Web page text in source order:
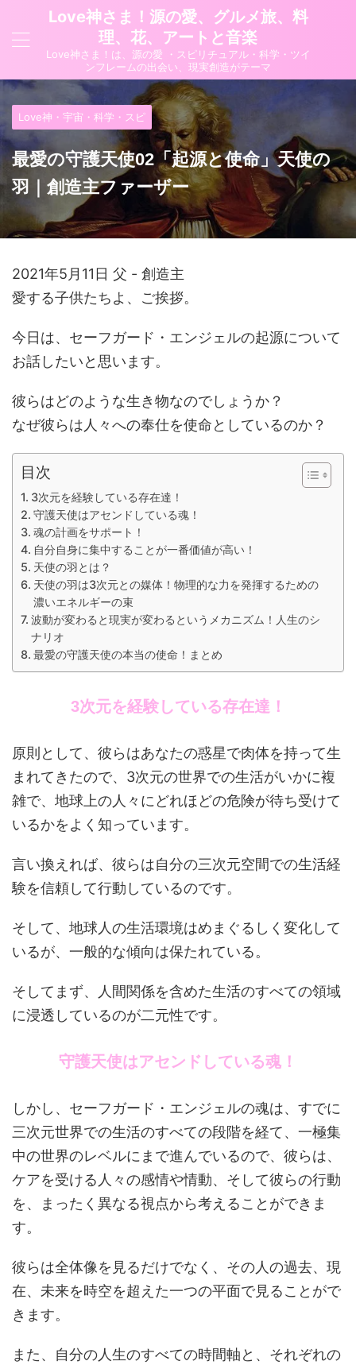
Love神さま！源の愛、グルメ旅、料
理、花、アートと音楽
Love神さま！は、源の愛 ・スピリチュアル・科学・ツイ
ンフレームの出会い、現実創造がテーマ
Love神・宇宙・科学・スピ
最愛の守護天使02「起源と使命」天使の
羽｜創造主ファーザー
2021年5月11日 父 - 創造主
愛する子供たちよ、ご挨拶。
今日は、セーフガード・エンジェルの起源について
お話したいと思います。
彼らはどのような生き物なのでしょうか？
なぜ彼らは人々への奉仕を使命としているのか？
目次
3次元を経験している存在達！
守護天使はアセンドしている魂！
魂の計画をサポート！
自分自身に集中することが一番価値が高い！
天使の羽とは？
天使の羽は3次元との媒体！物理的な力を発揮するための
濃いエネルギーの束
波動が変わると現実が変わるというメカニズム！人生のシ
ナリオ
最愛の守護天使の本当の使命！まとめ
3次元を経験している存在達！
原則として、彼らはあなたの惑星で肉体を持って生
まれてきたので、3次元の世界での生活がいかに複
雑で、地球上の人々にどれほどの危険が待ち受けて
いるかをよく知っています。
言い換えれば、彼らは自分の三次元空間での生活経
験を信頼して行動しているのです。
そして、地球人の生活環境はめまぐるしく変化して
いるが、一般的な傾向は保たれている。
そしてまず、人間関係を含めた生活のすべての領域
に浸透しているのが二元性です。
守護天使はアセンドしている魂！
しかし、セーフガード・エンジェルの魂は、すでに
三次元世界での生活のすべての段階を経て、一極集
中の世界のレベルにまで進んでいるので、彼らは、
ケアを受ける人々の感情や情動、そして彼らの行動
を、まったく異なる視点から考えることができま
す。
彼らは全体像を見るだけでなく、その人の過去、現
在、未来を時空を超えた一つの平面で見ることがで
きます。
また、自分の人生のすべての時間軸と、それぞれの